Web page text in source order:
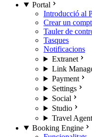
Portal
Introducció al
Crear un
Tauler de
Tasques
Notificacions
Extranet
Link
Payment
Settings
Social
Studio
Travel Agent
Booking Engine